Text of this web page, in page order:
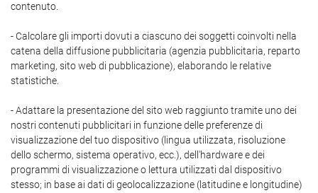
contenuto.
- Calcolare gli importi dovuti a ciascuno dei soggetti coinvolti nella
catena della diffusione pubblicitaria (agenzia pubblicitaria, reparto
marketing, sito web di pubblicazione), elaborando le relative
statistiche.
- Adattare la presentazione del sito web raggiunto tramite uno dei
nostri contenuti pubblicitari in funzione delle preferenze di
visualizzazione del tuo dispositivo (lingua utilizzata, risoluzione
dello schermo, sistema operativo, ecc.), dell'hardware e dei
programmi di visualizzazione o lettura utilizzati dal dispositivo
stesso; in base ai dati di geolocalizzazione (latitudine e longitudine)